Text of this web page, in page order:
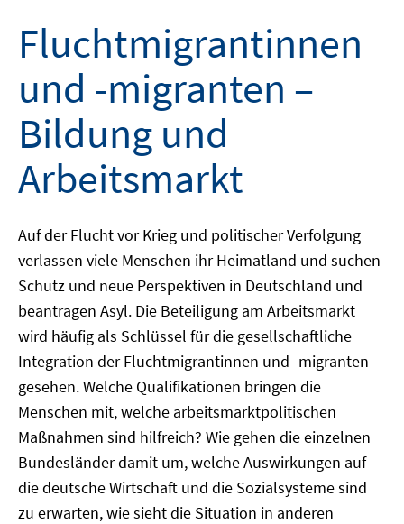
Fluchtmigrantinnen
und -migranten –
Bildung und
Arbeitsmarkt
Auf der Flucht vor Krieg und politischer Verfolgung
verlassen viele Menschen ihr Heimatland und suchen
Schutz und neue Perspektiven in Deutschland und
beantragen Asyl. Die Beteiligung am Arbeitsmarkt
wird häufig als Schlüssel für die gesellschaftliche
Integration der Fluchtmigrantinnen und -migranten
gesehen. Welche Qualifikationen bringen die
Menschen mit, welche arbeitsmarktpolitischen
Maßnahmen sind hilfreich? Wie gehen die einzelnen
Bundesländer damit um, welche Auswirkungen auf
die deutsche Wirtschaft und die Sozialsysteme sind
zu erwarten, wie sieht die Situation in anderen